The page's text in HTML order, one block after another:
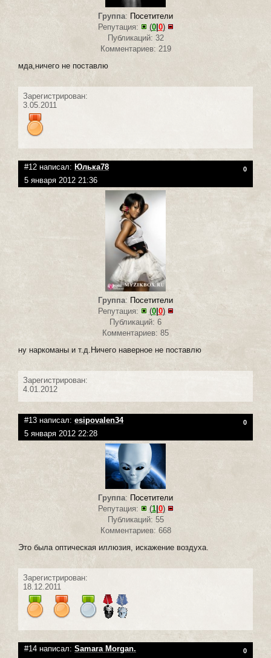
Группа: Посетители
Репутация:
(0| 0)
Публикаций: 32
Комментариев: 219
мда,ничего не поставлю
Зарегистрирован:
3.05.2011
#12 написал: Юлька78 0
5 января 2012 21:36
Группа: Посетители
Репутация:
(0| 0)
Публикаций: 6
Комментариев: 85
ну наркоманы и т.д.Ничего наверное не поставлю
Зарегистрирован:
4.01.2012
#13 написал: esipovalen34 0
5 января 2012 22:28
Группа: Посетители
Репутация:
(1| 0)
Публикаций: 55
Комментариев: 668
Это была оптическая иллюзия, искажение воздуха.
Зарегистрирован:
18.12.2011
#14 написал: Samara Morgan. 0